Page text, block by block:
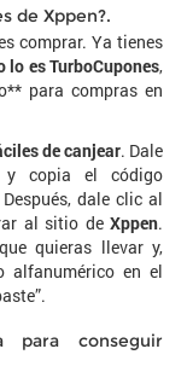
de Xppen?.
comprar. Ya tienes
lo es TurboCupones,
para compras en
de canjear. Dale
y copia el código
dale clic al
al sitio de Xppen.
quieras llevar y,
alfanumérico en el
para conseguir